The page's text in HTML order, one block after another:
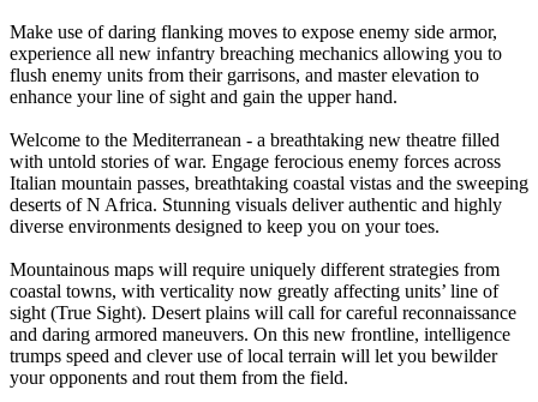
Make use of daring flanking moves to expose enemy side armor,
experience all new infantry breaching mechanics allowing you to
flush enemy units from their garrisons, and master elevation to
enhance your line of sight and gain the upper hand.
Welcome to the Mediterranean - a breathtaking new theatre filled
with untold stories of war. Engage ferocious enemy forces across
Italian mountain passes, breathtaking coastal vistas and the sweeping
deserts of N Africa. Stunning visuals deliver authentic and highly
diverse environments designed to keep you on your toes. ​
Mountainous maps will require uniquely different strategies from
coastal towns, with verticality now greatly affecting units’ line of
sight (True Sight). Desert plains will call for careful reconnaissance
and daring armored maneuvers. On this new frontline, intelligence
trumps speed and clever use of local terrain will let you bewilder
your opponents and rout them from the field.